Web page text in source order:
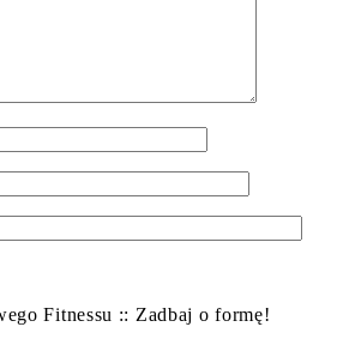
Fitnessu :: Zadbaj o formę!